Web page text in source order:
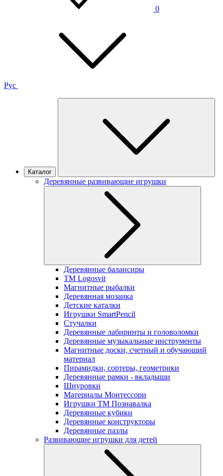
0
Рус
Каталог
Деревянные развивающие игрушки
Деревянные балансиры
TM Logosvit
Магнитные рыбалки
Деревянная мозаика
Детские каталки
Игрушки SmartPencil
Стучалки
Деревянные лабиринты и головоломки
Деревянные музыкальные инструменты
Магнитные доски, счетный и обучающий
материал
Пирамидки, сортеры, геометрики
Деревянные рамки - вкладыши
Шнуровки
Материалы Монтессори
Игрушки ТМ Познавалка
Деревянные кубики
Деревянные конструкторы
Деревянные пазлы
Развивающие игрушки для детей